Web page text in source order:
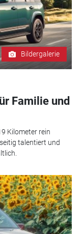
Bildergalerie
Familie und
Kilometer rein
talentiert und